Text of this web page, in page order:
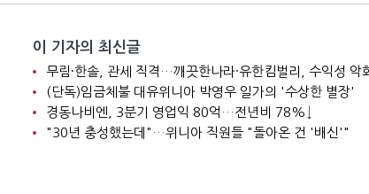
이 기자의 최신글
무림·한솔, 관세 직격…깨끗한나라·유한킴벌리, 수익성 악
(단독)임금체불 대유위니아 박영우 일가의 '수상한 별장'
경동나비엔, 3분기 영업익 80억…전년비 78%↓
"30년 충성했는데"…위니아 직원들 "돌아온 건 '배신'"